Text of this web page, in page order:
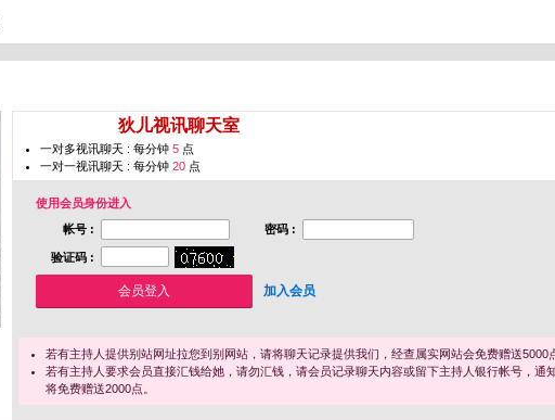
狄儿视讯聊天室
一对多视讯聊天 : 每分钟 5 点
一对一视讯聊天 : 每分钟 20 点
使用会员身份进入
帐号 :
密码 :
验证码 :
加入会员
若有主持人提供别站网址拉您到别网站，请将聊天记录提供我们，经查属实网站会免费赠送5000
若有主持人要求会员直接汇钱给她，请勿汇钱，请会员记录聊天内容或留下主持人银行帐号，通
将免费赠送2000点。